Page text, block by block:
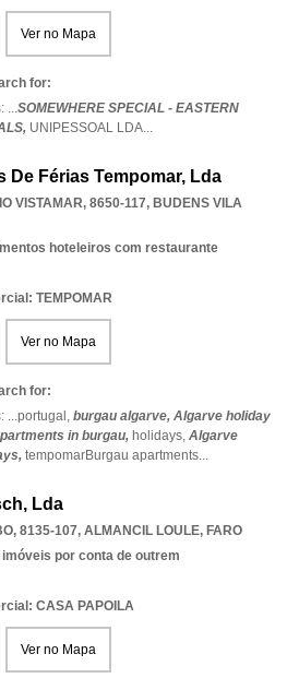
Ver no Mapa
for:
...SOMEWHERE SPECIAL - EASTERN
UNIPESSOAL LDA...
De Férias Tempomar, Lda
VISTAMAR, 8650-117, BUDENS VILA
hoteleiros com restaurante
TEMPOMAR
Ver no Mapa
for:
...portugal, burgau algarve, Algarve holiday
in burgau, holidays, Algarve
tempomarBurgau apartments...
Lda
8135-107, ALMANCIL LOULE, FARO
por conta de outrem
CASA PAPOILA
Ver no Mapa